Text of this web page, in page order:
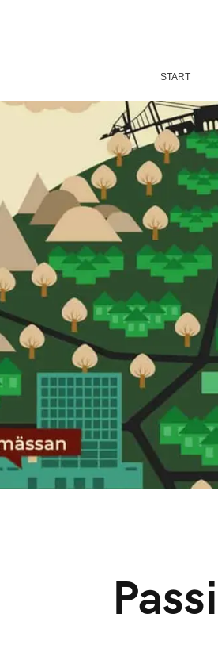
START